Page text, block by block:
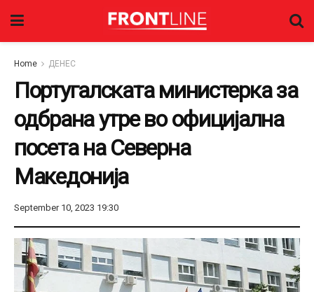
Home ДЕНЕС
Португалската министерка за
одбрана утре во официјална
посета на Северна
Македонија
September 10, 2023 19:30